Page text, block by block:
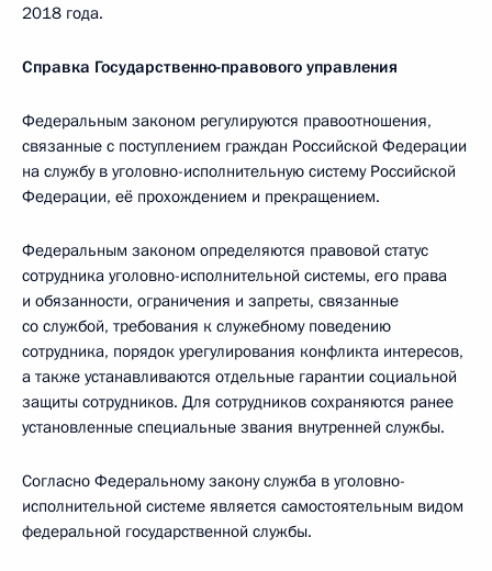
2018 года.
Справка Государственно-правового управления
Федеральным законом регулируются правоотношения,
связанные с поступлением граждан Российской Федерации
на службу в уголовно-исполнительную систему Российской
Федерации, её прохождением и прекращением.
Федеральным законом определяются правовой статус
сотрудника уголовно-исполнительной системы, его права
и обязанности, ограничения и запреты, связанные
со службой, требования к служебному поведению
сотрудника, порядок урегулирования конфликта интересов,
а также устанавливаются отдельные гарантии социальной
защиты сотрудников. Для сотрудников сохраняются ранее
установленные специальные звания внутренней службы.
Согласно Федеральному закону служба в уголовно-
исполнительной системе является самостоятельным видом
федеральной государственной службы.